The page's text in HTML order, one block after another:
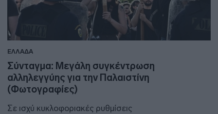
ΕΛΛΑΔΑ
Σύνταγμα: Μεγάλη συγκέντρωση
αλληλεγγύης για την Παλαιστίνη
(Φωτογραφίες)
Σε ισχύ κυκλοφοριακές ρυθμίσεις